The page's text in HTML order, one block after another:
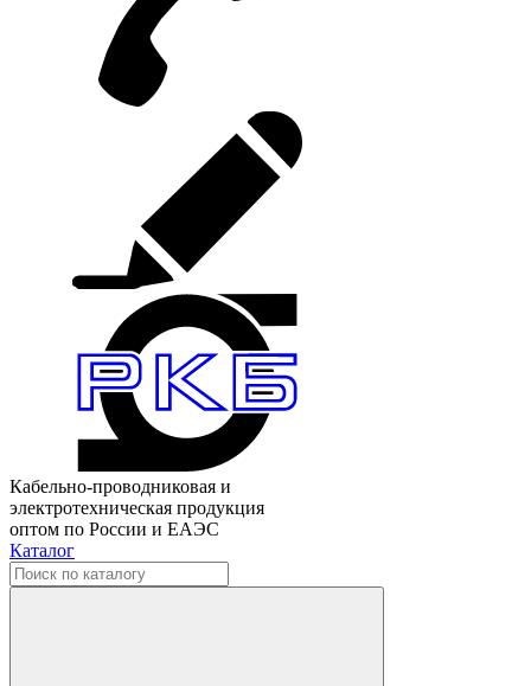
Кабельно-проводниковая и
электротехническая продукция
оптом по России и ЕАЭС
Каталог